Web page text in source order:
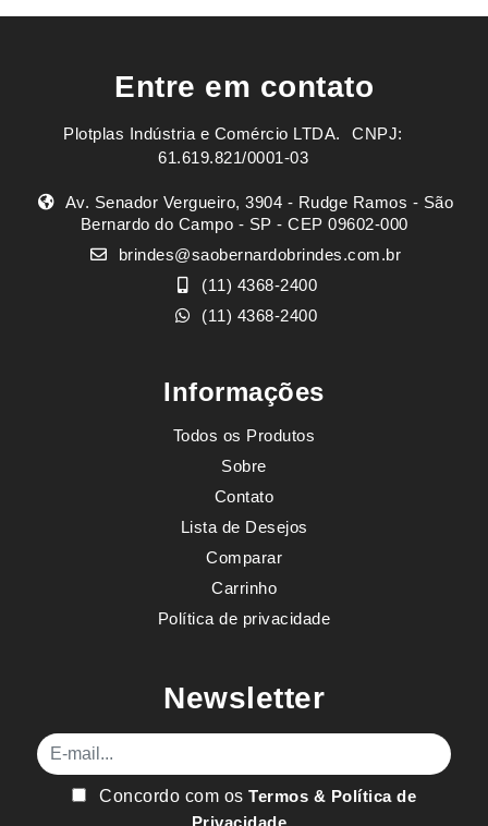
Entre em contato
Plotplas Indústria e Comércio LTDA. ㅤㅤㅤ CNPJ:
61.619.821/0001-03
Av. Senador Vergueiro, 3904 - Rudge Ramos - São
Bernardo do Campo - SP - CEP 09602-000
brindes@saobernardobrindes.com.br
(11) 4368-2400
(11) 4368-2400
Informações
Todos os Produtos
Sobre
Contato
Lista de Desejos
Comparar
Carrinho
Política de privacidade
Newsletter
E-mail
Concordo com osTermos & Política de